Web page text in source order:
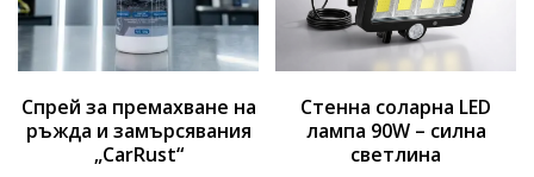
Спрей за премахване на
ръжда и замърсявания
„CarRust“
Стенна соларна LED
лампа 90W – силна
светлина